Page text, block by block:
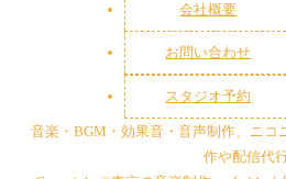
会社概要
お問い合わせ
スタジオ予約
音楽・BGM・効果音・音声制作、ニコ
作や配信代